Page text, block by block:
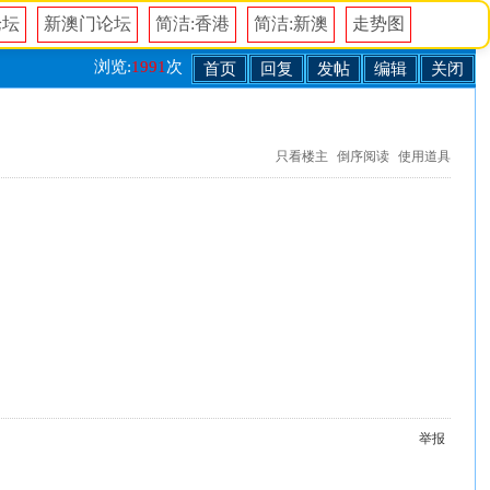
新澳门论坛 简洁:香港 简洁:新澳 走势图
关闭
编辑
发帖
回复
首页
浏览:1991 次
只看楼主 倒序阅读 使用道具
举报